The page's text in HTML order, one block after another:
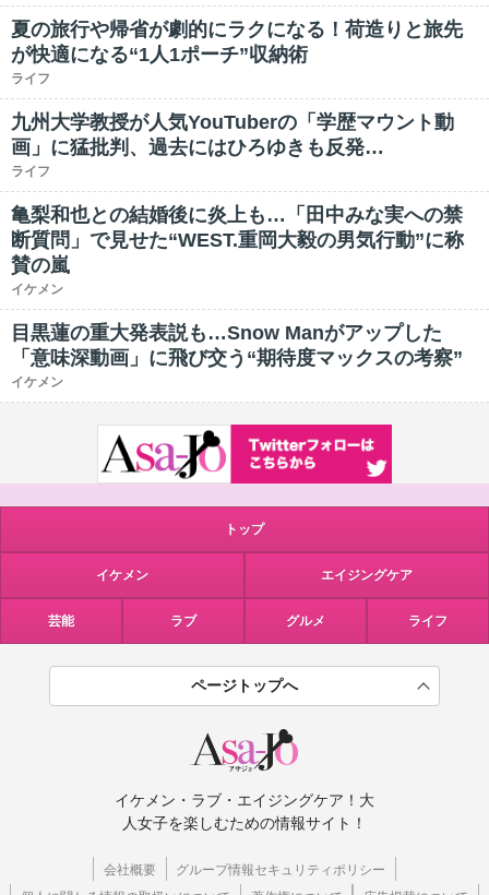
夏の旅行や帰省が劇的にラクになる！荷造りと旅先
が快適になる“1人1ポーチ”収納術
ライフ
九州大学教授が人気YouTuberの「学歴マウント動
画」に猛批判、過去にはひろゆきも反発…
ライフ
亀梨和也との結婚後に炎上も…「田中みな実への禁
断質問」で見せた“WEST.重岡大毅の男気行動”に称
賛の嵐
イケメン
目黒蓮の重大発表説も…Snow Manがアップした
「意味深動画」に飛び交う“期待度マックスの考察”
イケメン
トップ
イケメン エイジングケア
芸能 ラブ グルメ ライフ
ページトップへ
イケメン・ラブ・エイジングケア！大
人女子を楽しむための情報サイト！
会社概要
グループ情報セキュリティポリシー